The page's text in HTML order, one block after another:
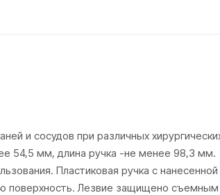
и сосудов при различных
54,5 мм, длина ручка -не менее 98,3 мм.
Пластиковая ручка с нанесенной
поверхность. Лезвие защищено съемным